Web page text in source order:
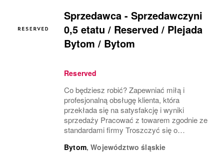
Sprzedawca - Sprzedawczyni
0,5 etatu / Reserved / Plejada
Bytom / Bytom
Reserved
Co będziesz robić? Zapewniać miłą i
profesjonalną obsługę klienta, która
przekłada się na satysfakcję i wyniki
sprzedaży Pracować z towarem zgodnie ze
standardami firmy Troszczyć się o
(VM) z uwzględnieniem zasad i estetyki
Bytom,Województwo śląskie